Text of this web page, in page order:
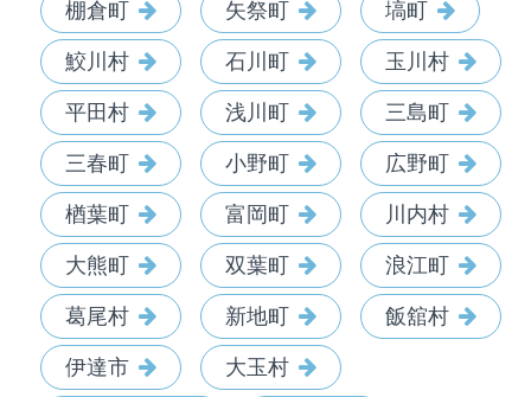
棚倉町 矢祭町 塙町
鮫川村 石川町 玉川村
平田村 浅川町 三島町
三春町 小野町 広野町
楢葉町 富岡町 川内村
大熊町 双葉町 浪江町
葛尾村 新地町 飯舘村
伊達市 大玉村